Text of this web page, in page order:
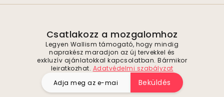
Csatlakozz a mozgalomhoz
Legyen Wallism támogató, hogy mindig
naprakész maradjon az új tervekkel és
exkluzív ajánlatokkal kapcsolatban. Bármikor
leiratkozhat. Adatvédelmi szabályzat
Beküldés